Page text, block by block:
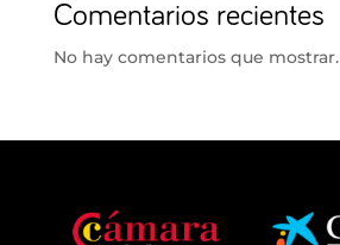
Comentarios recientes
No hay comentarios que mostrar.